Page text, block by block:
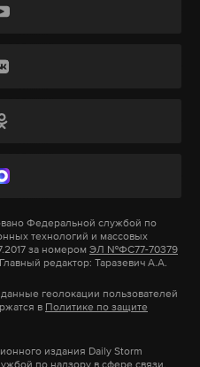
из LaWS стоит один
крупные цели
но против
себя крайне
в заявлении Спир.
сотрудничества США
со стороны
поправкам к
попытки создания
проектов с Россией
конгрессмена,
Федеральной службой по
технологий и массовых
за номером ЭЛ №ФС77-70379
редактор: Таразевич А.А.
геолокации пользователей
в Политике по защите
издания Daily Storm
по надзору в сфере связи,